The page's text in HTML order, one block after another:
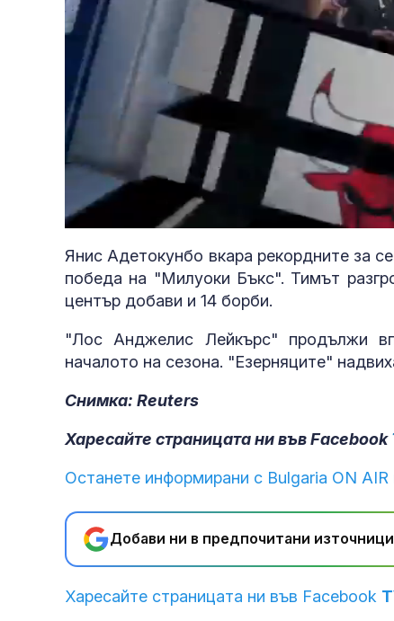
Янис Адетокунбо вкара рекордните за
победа на "Милуоки Бъкс". Тимът
център добави и 14 борби.
"Лос Анджелис Лейкърс" продължи
началото на сезона. "Езерняците"
Снимка: Reuters
Харесайте страницата ни във Facebook
Останете информирани с Bulgaria ON AIR
Добави ни в предпочитани
Харесайте страницата ни във Facebook